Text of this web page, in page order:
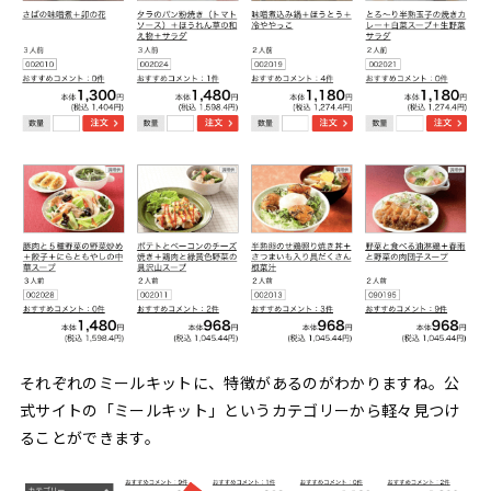
それぞれのミールキットに、特徴があるのがわかりますね。公
式サイトの「ミールキット」というカテゴリーから軽々見つけ
ることができます。